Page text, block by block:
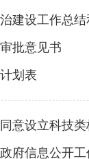
建设工作总结
批意见书
划表
意设立科技
府信息公开